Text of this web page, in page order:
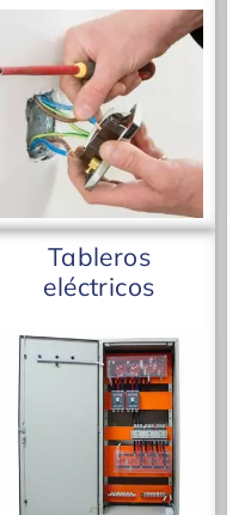
Tableros
eléctricos